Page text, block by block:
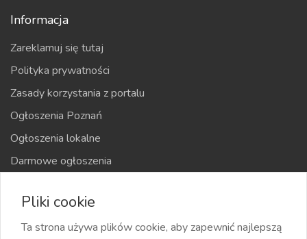
Informacja
Zareklamuj się tutaj
Polityka prywatności
Zasady korzystania z portalu
Ogłoszenia Poznań
Ogłoszenia lokalne
Darmowe ogłoszenia
Mapa strony
Pliki cookie
Ta strona używa plików cookie, aby zapewnić najlepszą